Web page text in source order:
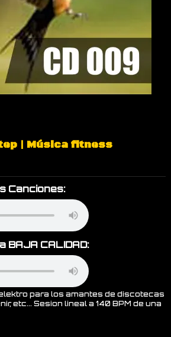
| Música fitness
Canciones:
BAJA CALIDAD:
para los amantes de discotecas
etc... Sesion lineal a 140 BPM de una